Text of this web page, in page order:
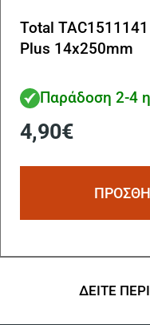
Total
Plus 14x250mm
Παράδοση 2-4
4,90€
ΔΕΙΤΕ